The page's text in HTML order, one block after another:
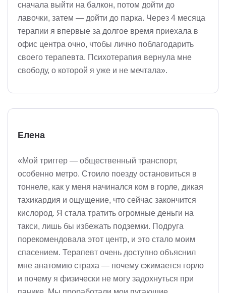
сначала выйти на балкон, потом дойти до
лавочки, затем — дойти до парка. Через 4 месяца
терапии я впервые за долгое время приехала в
офис центра очно, чтобы лично поблагодарить
своего терапевта. Психотерапия вернула мне
свободу, о которой я уже и не мечтала».
Елена
«Мой триггер — общественный транспорт,
особенно метро. Стоило поезду остановиться в
тоннеле, как у меня начинался ком в горле, дикая
тахикардия и ощущение, что сейчас закончится
кислород. Я стала тратить огромные деньги на
такси, лишь бы избежать подземки. Подруга
порекомендовала этот центр, и это стало моим
спасением. Терапевт очень доступно объяснил
мне анатомию страха — почему сжимается горло
и почему я физически не могу задохнуться при